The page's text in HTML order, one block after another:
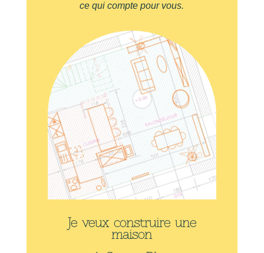
ce qui compte pour vous.
Je veux construire une
maison